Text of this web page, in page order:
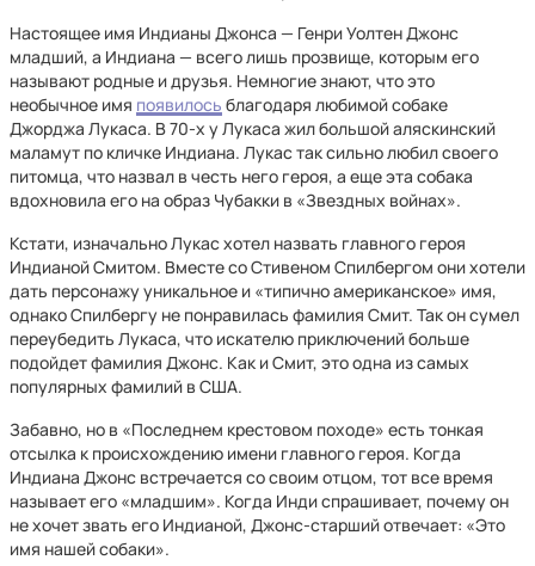
Настоящее имя Индианы Джонса — Генри Уолтен Джонс
младший, а Индиана — всего лишь прозвище, которым его
называют родные и друзья. Немногие знают, что это
необычное имя появилось благодаря любимой собаке
Джорджа Лукаса. В 70-х у Лукаса жил большой аляскинский
маламут по кличке Индиана. Лукас так сильно любил своего
питомца, что назвал в честь него героя, а еще эта собака
вдохновила его на образ Чубакки в «Звездных войнах».
Кстати, изначально Лукас хотел назвать главного героя
Индианой Смитом. Вместе со Стивеном Спилбергом они хотели
дать персонажу уникальное и «типично американское» имя,
однако Спилбергу не понравилась фамилия Смит. Так он сумел
переубедить Лукаса, что искателю приключений больше
подойдет фамилия Джонс. Как и Смит, это одна из самых
популярных фамилий в США.
Забавно, но в «Последнем крестовом походе» есть тонкая
отсылка к происхождению имени главного героя. Когда
Индиана Джонс встречается со своим отцом, тот все время
называет его «младшим». Когда Инди спрашивает, почему он
не хочет звать его Индианой, Джонс-старший отвечает: «Это
имя нашей собаки».